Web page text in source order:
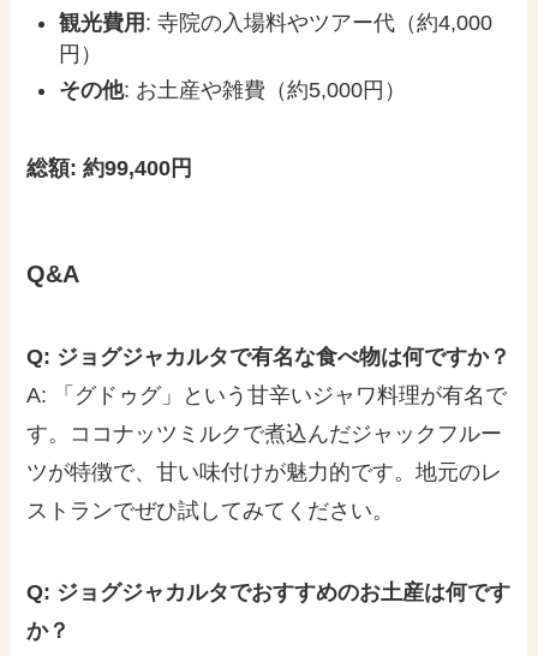
観光費用 : 寺院の入場料やツアー代（約4,000
円）
その他: お土産や雑費（約5,000円）
総額: 約99,400円
Q&A
Q: ジョグジャカルタで有名な食べ物は何ですか？
A: 「グドゥグ」という甘辛いジャワ料理が有名で
す。ココナッツミルクで煮込んだジャックフルー
ツが特徴で、甘い味付けが魅力的です。地元のレ
ストランでぜひ試してみてください。
Q: ジョグジャカルタでおすすめのお土産は何です
か？